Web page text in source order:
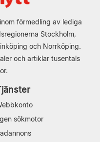
förmedling av lediga
Stockholm,
och Norrköping.
och artiklar tusentals
sökmotor